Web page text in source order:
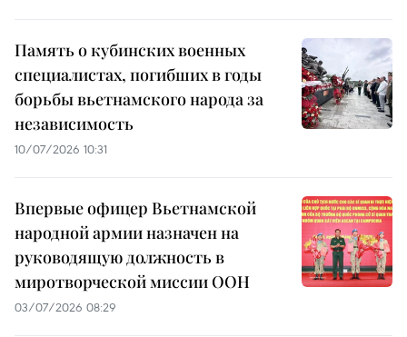
Память о кубинских военных
специалистах, погибших в годы
борьбы вьетнамского народа за
независимость
10/07/2026 10:31
Впервые офицер Вьетнамской
народной армии назначен на
руководящую должность в
миротворческой миссии ООН
03/07/2026 08:29